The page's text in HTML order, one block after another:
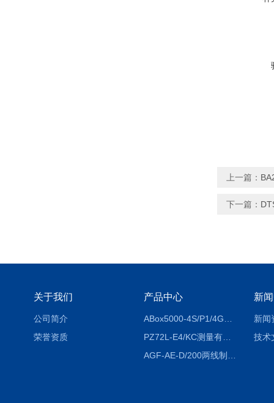
上一篇：
下一篇：
关于我们
公司简介
荣誉资质
产品中心
PZ72L-E4/KC测量有功电能（EPI/EPE）嵌入式电表
新
新闻
技术